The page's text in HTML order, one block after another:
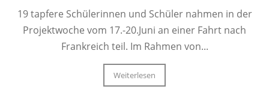
19 tapfere Schülerinnen und Schüler nahmen in der
Projektwoche vom 17.-20.Juni an einer Fahrt nach
Frankreich teil. Im Rahmen von...
Weiterlesen